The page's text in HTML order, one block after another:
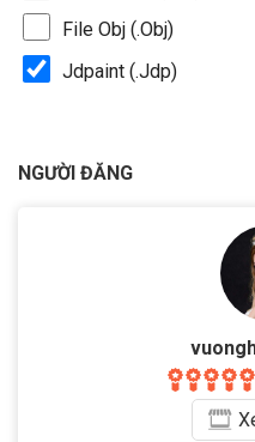
File Obj (.Obj)
Jdpaint (.Jdp)
NGƯỜI ĐĂNG